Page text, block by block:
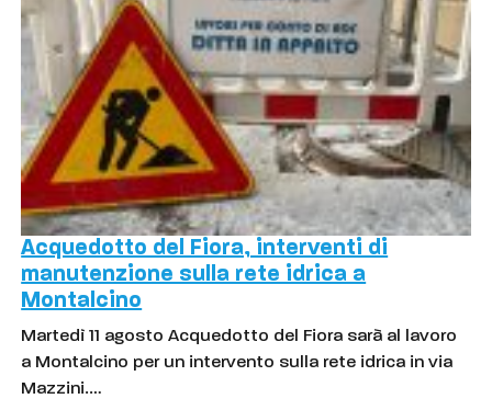
Acquedotto del Fiora, interventi di
manutenzione sulla rete idrica a
Montalcino
Martedì 11 agosto Acquedotto del Fiora sarà al lavoro
a Montalcino per un intervento sulla rete idrica in via
Mazzini.…